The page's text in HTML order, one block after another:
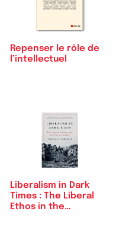
Repenser le rôle de
l’intellectuel
Liberalism in Dark
Times : The Liberal
Ethos in the…